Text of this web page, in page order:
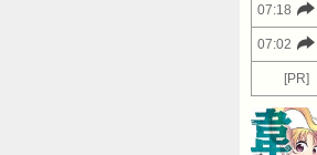
07:18
07:02
[PR]